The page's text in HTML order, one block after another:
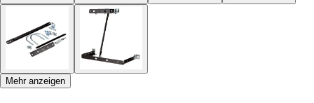
Mehr anzeigen